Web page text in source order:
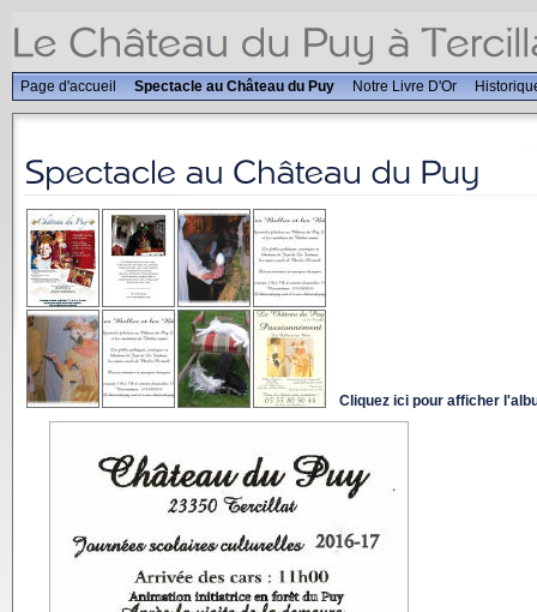
Page d'accueil Spectacle au Château du Puy Notre Livre D'Or
Cliquez ici pour afficher